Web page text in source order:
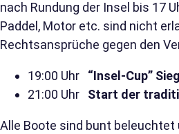
nach Rundung der Insel bis 17
Paddel, Motor etc. sind nicht
Rechtsansprüche gegen den
19:00 Uhr “Insel-Cup”
21:00 Uhr Start der
Alle Boote sind bunt beleuchtet